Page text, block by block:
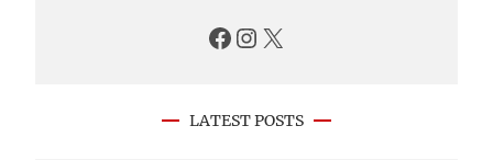
Facebook Instagram X
LATEST POSTS